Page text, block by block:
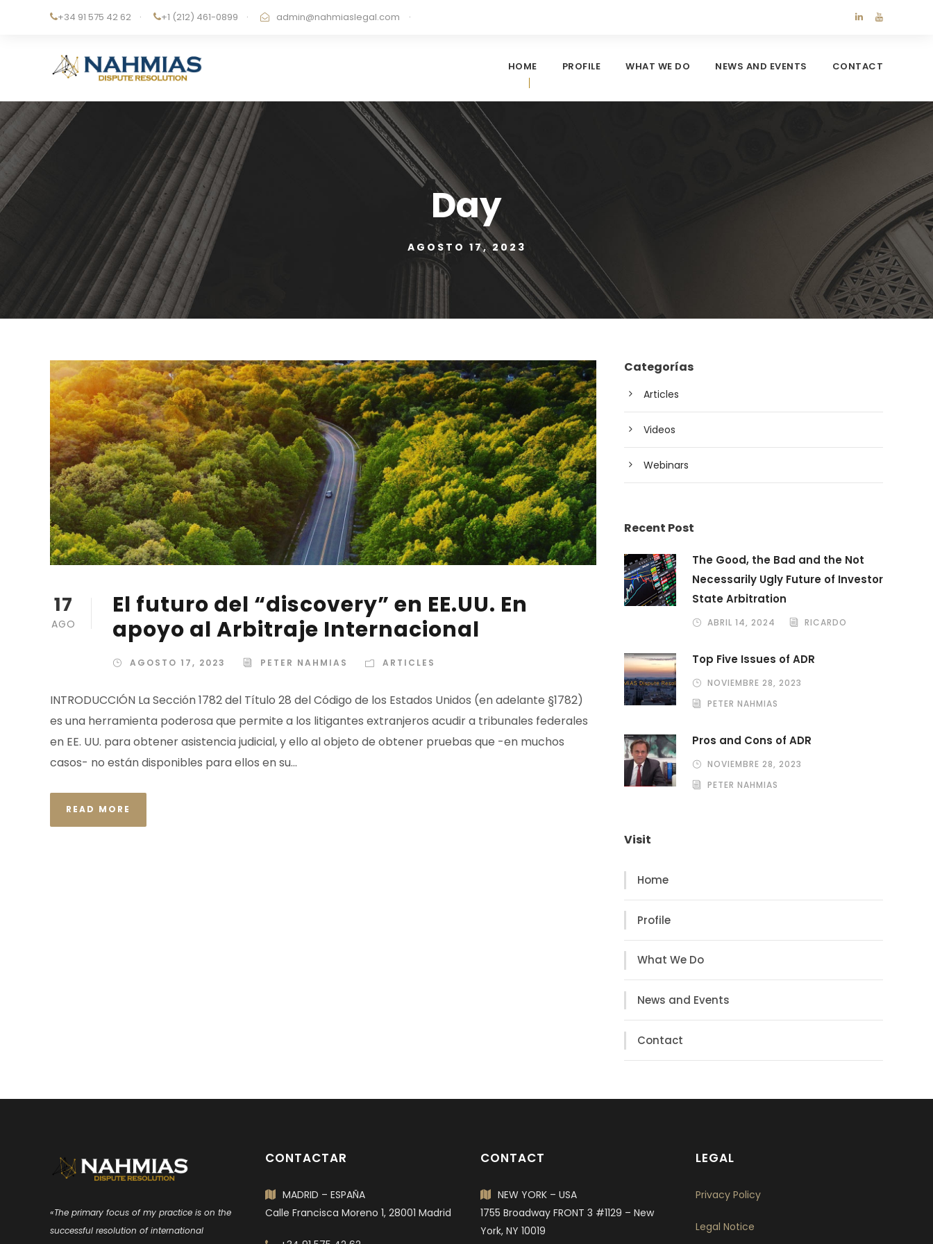
+34 91 575 42 62 · +1 (212) 461-0899 · admin@nahmiaslegal.com ·
HOME PROFILE WHAT WE DO NEWS AND EVENTS CONTACT
Day
AGOSTO 17, 2023
17
AGO
El futuro del “discovery” en EE.UU. En
apoyo al Arbitraje Internacional
AGOSTO 17, 2023 PETER NAHMIAS ARTICLES
INTRODUCCIÓN La Sección 1782 del Título 28 del Código de los Estados Unidos (en adelante §1782)
es una herramienta poderosa que permite a los litigantes extranjeros acudir a tribunales federales
en EE. UU. para obtener asistencia judicial, y ello al objeto de obtener pruebas que -en muchos
casos- no están disponibles para ellos en su...
READ MORE
Categorías
Articles
Videos
Webinars
Recent Post
The Good, the Bad and the Not
Necessarily Ugly Future of Investor
State Arbitration
ABRIL 14, 2024 RICARDO
Top Five Issues of ADR
NOVIEMBRE 28, 2023
PETER NAHMIAS
Pros and Cons of ADR
NOVIEMBRE 28, 2023
PETER NAHMIAS
Visit
Home
Profile
What We Do
News and Events
Contact
«The primary focus of my practice is on the
successful resolution of international
CONTACTAR
MADRID – ESPAÑA
Calle Francisca Moreno 1, 28001 Madrid
CONTACT
NEW YORK – USA
1755 Broadway FRONT 3 #1129 – New
York, NY 10019
LEGAL
Privacy Policy
Legal Notice